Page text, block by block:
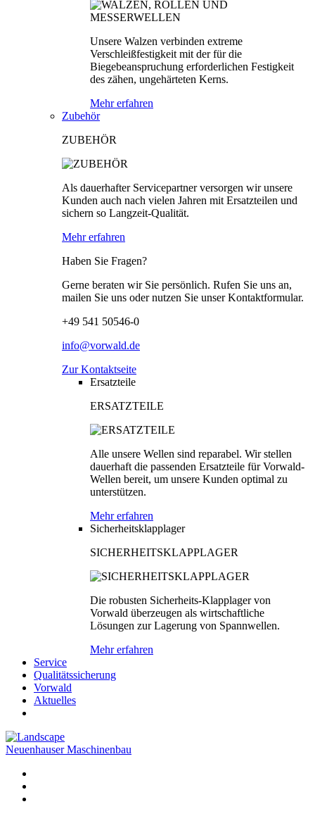
Unsere Walzen verbinden extreme
Verschleißfestigkeit mit der für die
Biegebeanspruchung erforderlichen Festigkeit
des zähen, ungehärteten Kerns.
Mehr erfahren
Zubehör
ZUBEHÖR
Als dauerhafter Servicepartner versorgen wir unsere
Kunden auch nach vielen Jahren mit Ersatzteilen und
sichern so Langzeit-Qualität.
Mehr erfahren
Haben Sie Fragen?
Gerne beraten wir Sie persönlich. Rufen Sie uns an,
mailen Sie uns oder nutzen Sie unser Kontaktformular.
+49 541 50546-0
info@vorwald.de
Zur Kontaktseite
Ersatzteile
ERSATZTEILE
Alle unsere Wellen sind reparabel. Wir stellen
dauerhaft die passenden Ersatzteile für Vorwald-
Wellen bereit, um unsere Kunden optimal zu
unterstützen.
Mehr erfahren
Sicherheitsklapplager
SICHERHEITSKLAPPLAGER
Die robusten Sicherheits-Klapplager von
Vorwald überzeugen als wirtschaftliche
Lösungen zur Lagerung von Spannwellen.
Mehr erfahren
Service
Qualitätssicherung
Vorwald
Aktuelles
Neuenhauser Maschinenbau